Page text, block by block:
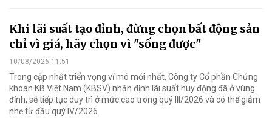
Khi lãi suất tạo đỉnh, đừng chọn bất động sản
chỉ vì giá, hãy chọn vì "sống được"
10/08/2026 11:51
Trong cập nhật triển vọng vĩ mô mới nhất, Công ty Cổ phần Chứng
khoán KB Việt Nam (KBSV) nhận định lãi suất huy động đã ở vùng
đỉnh, sẽ tiếp tục duy trì ở mức cao trong quý III/2026 và có thể giảm
nhẹ từ đầu quý IV/2026.